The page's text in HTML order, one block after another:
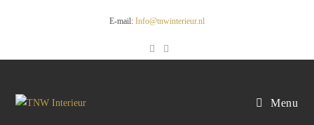
E-mail: Info@tnwinterieur.nl
Menu